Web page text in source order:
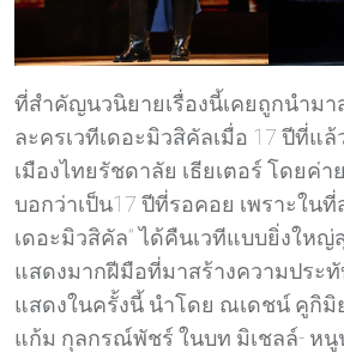
ที่สำคัญนวนิยายเรื่องนี้เคยถูกนำมา
ละครเวทีเดอะมิวสิคัลเมื่อ 17 ปีที่แล้
เมืองไทยรัชดาลัย เธียเตอร์ โดยค่า
บอกว่าเป็น17 ปีที่รอคอย เพราะใน
เดอะมิวสิคัล” ได้คืนเวทีแบบยิ่งให
แสดงมากฝีมือที่มาสร้างความประ
แสดงในครั้งนี้ นำโดย ณเดชน์ คูกิมิ
แก้ม กุลกรณ์พัชร์ ในบท มิเชลล์- หนู